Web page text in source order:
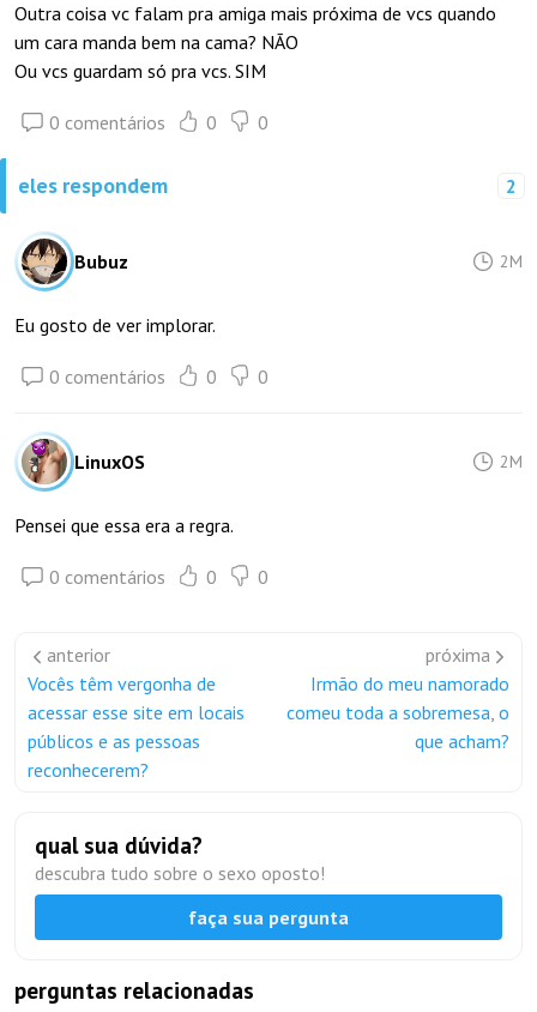
Outra coisa vc falam pra amiga mais próxima de vcs quando
um cara manda bem na cama? NÃO
Ou vcs guardam só pra vcs. SIM
0 comentários 0 0
eles respondem 2
Bubuz 2M
Eu gosto de ver implorar.
0 comentários 0 0
LinuxOS 2M
Pensei que essa era a regra.
0 comentários 0 0
anterior
Vocês têm vergonha de
acessar esse site em locais
públicos e as pessoas
reconhecerem?
próxima
Irmão do meu namorado
comeu toda a sobremesa, o
que acham?
qual sua dúvida?
descubra tudo sobre o sexo oposto!
faça sua pergunta
perguntas relacionadas